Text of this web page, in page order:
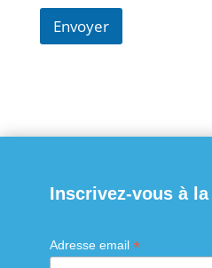
s
g
Envoyer
Inscrivez-vous à
Adresse email *